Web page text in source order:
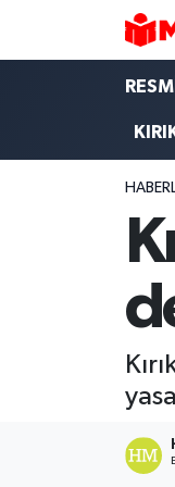
Hava Durumu
Trafik
Süper Lig
Tüm
Son Dakika
Haber Arşivi